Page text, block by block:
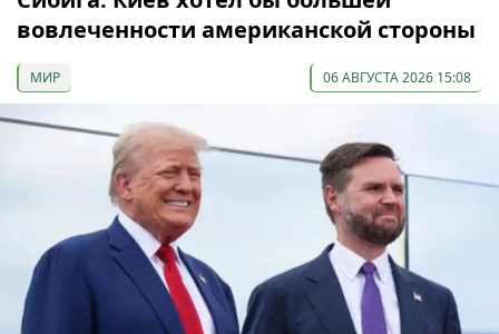
вовлеченности американской стороны
МИР 06 АВГУСТА 2026 15:08